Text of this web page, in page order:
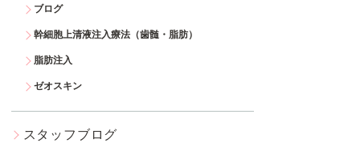
ブログ
幹細胞上清液注入療法（歯髄・脂肪）
脂肪注入
ゼオスキン
スタッフブログ